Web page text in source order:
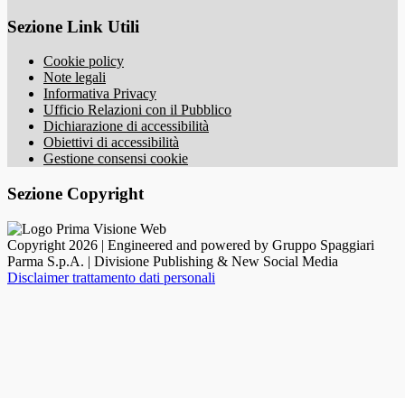
Sezione Link Utili
Cookie policy
Note legali
Informativa Privacy
Ufficio Relazioni con il Pubblico
Dichiarazione di accessibilità
Obiettivi di accessibilità
Gestione consensi cookie
Sezione Copyright
Copyright 2026 | Engineered and powered by Gruppo Spaggiari
Parma S.p.A. | Divisione Publishing & New Social Media
Disclaimer trattamento dati personali